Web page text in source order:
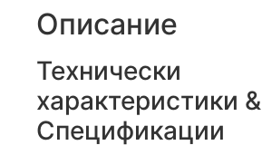
Описание
Технически
характеристики &
Спецификации